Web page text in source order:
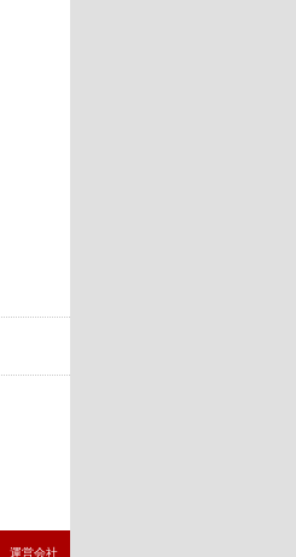
運営会社